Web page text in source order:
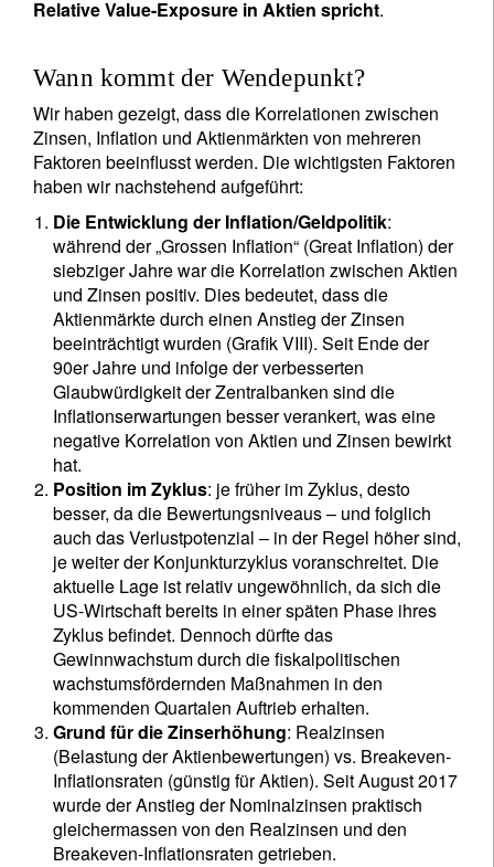
Relative Value-Exposure in Aktien spricht.
Wann kommt der Wendepunkt?
Wir haben gezeigt, dass die Korrelationen zwischen
Zinsen, Inflation und Aktienmärkten von mehreren
Faktoren beeinflusst werden. Die wichtigsten Faktoren
haben wir nachstehend aufgeführt:
Die Entwicklung der Inflation/Geldpolitik:
während der „Grossen Inflation“ (Great Inflation) der
siebziger Jahre war die Korrelation zwischen Aktien
und Zinsen positiv. Dies bedeutet, dass die
Aktienmärkte durch einen Anstieg der Zinsen
beeinträchtigt wurden (Grafik VIII). Seit Ende der
90er Jahre und infolge der verbesserten
Glaubwürdigkeit der Zentralbanken sind die
Inflationserwartungen besser verankert, was eine
negative Korrelation von Aktien und Zinsen bewirkt
hat.
Position im Zyklus: je früher im Zyklus, desto
besser, da die Bewertungsniveaus – und folglich
auch das Verlustpotenzial – in der Regel höher sind,
je weiter der Konjunkturzyklus voranschreitet. Die
aktuelle Lage ist relativ ungewöhnlich, da sich die
US-Wirtschaft bereits in einer späten Phase ihres
Zyklus befindet. Dennoch dürfte das
Gewinnwachstum durch die fiskalpolitischen
wachstumsfördernden Maßnahmen in den
kommenden Quartalen Auftrieb erhalten.
Grund für die Zinserhöhung: Realzinsen
(Belastung der Aktienbewertungen) vs. Breakeven-
Inflationsraten (günstig für Aktien). Seit August 2017
wurde der Anstieg der Nominalzinsen praktisch
gleichermassen von den Realzinsen und den
Breakeven-Inflationsraten getrieben.